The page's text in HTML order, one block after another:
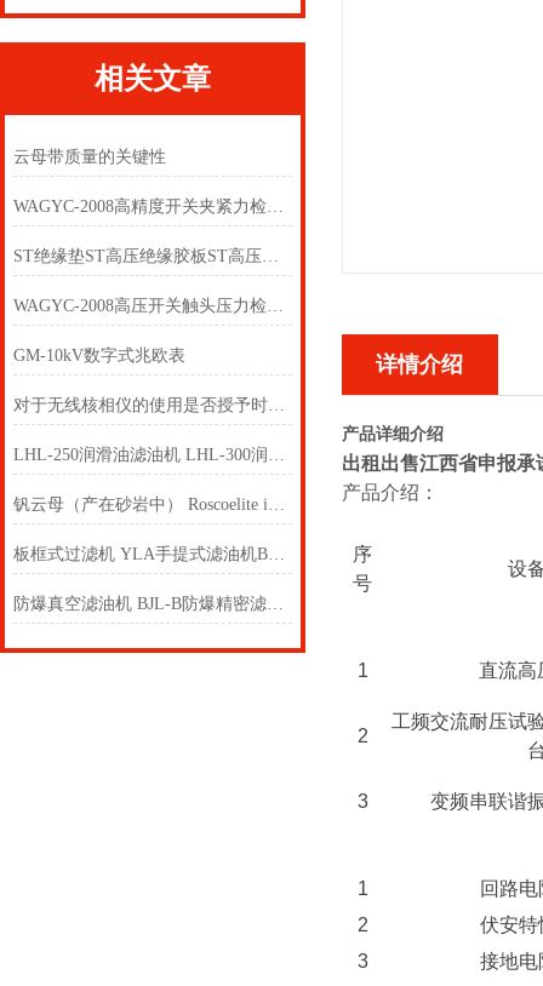
相关文章
云母带质量的关键性
WAGYC-2008高精度开关夹紧力检测仪
ST绝缘垫ST高压绝缘胶板ST高压绝缘橡胶垫
WAGYC-2008高压开关触头压力检测仪
GM-10kV数字式兆欧表
对于无线核相仪的使用是否授予时间限制
LHL-250润滑油滤油机 LHL-300润滑油滤油机
钒云母（产在砂岩中） Roscoelite in Sandstone
板框式过滤机 YLA手提式滤油机BASY系列板框式加压滤油机
防爆真空滤油机 BJL-B防爆精密滤油机 防爆滤油机
详情介绍
产品详细介绍
出租出售江西省申报承
产品介绍：
序
号
设
1 直流高
2
工频交流耐压试
3 变频串联谐
1
回路
2
伏安特
3
接地电